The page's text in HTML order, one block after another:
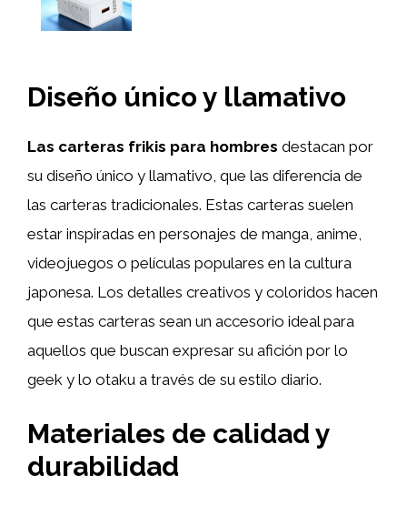
Diseño único y llamativo
Las carteras frikis para hombres destacan por
su diseño único y llamativo, que las diferencia de
las carteras tradicionales. Estas carteras suelen
estar inspiradas en personajes de manga, anime,
videojuegos o películas populares en la cultura
japonesa. Los detalles creativos y coloridos hacen
que estas carteras sean un accesorio ideal para
aquellos que buscan expresar su afición por lo
geek y lo otaku a través de su estilo diario.
Materiales de calidad y
durabilidad